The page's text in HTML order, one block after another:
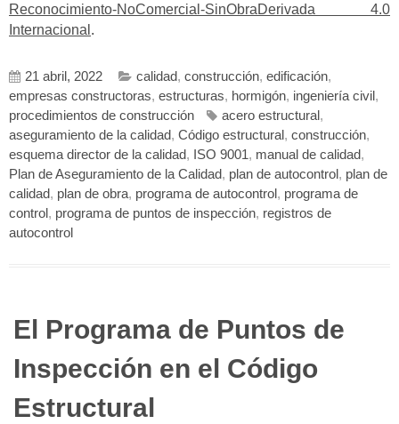
Reconocimiento-NoComercial-SinObraDerivada 4.0
Internacional .
21 abril, 2022 calidad, construcción, edificación,
empresas constructoras, estructuras, hormigón, ingeniería civil ,
procedimientos de construcción
acero estructural,
aseguramiento de la calidad, Código estructural, construcción,
esquema director de la calidad, ISO 9001, manual de calidad,
Plan de Aseguramiento de la Calidad, plan de autocontrol , plan de
calidad, plan de obra, programa de autocontrol , programa de
control , programa de puntos de inspección, registros de
autocontrol
El Programa de Puntos de
Inspección en el Código
Estructural